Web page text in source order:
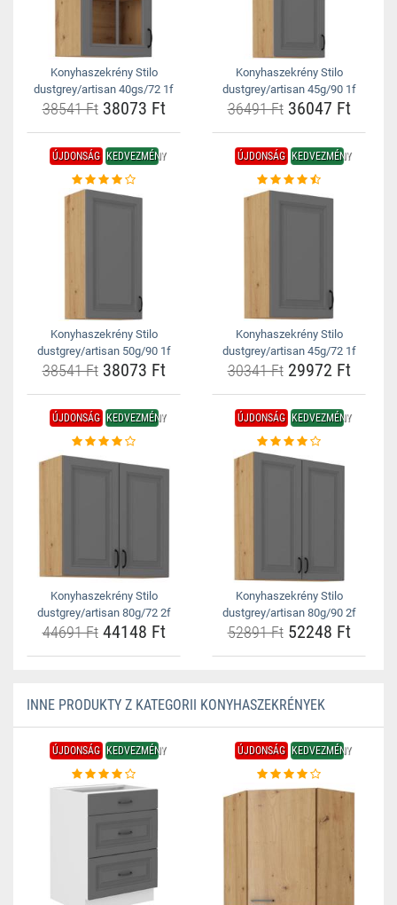
Konyhaszekrény Stilo
dustgrey/artisan 40gs/72 1f
38541 Ft38073 Ft
Konyhaszekrény Stilo
dustgrey/artisan 45g/90 1f
36491 Ft36047 Ft
ÚJDONSÁG KEDVEZMÉNY
Konyhaszekrény Stilo
dustgrey/artisan 50g/90 1f
38541 Ft38073 Ft
ÚJDONSÁG KEDVEZMÉNY
Konyhaszekrény Stilo
dustgrey/artisan 45g/72 1f
30341 Ft29972 Ft
ÚJDONSÁG KEDVEZMÉNY
Konyhaszekrény Stilo
dustgrey/artisan 80g/72 2f
44691 Ft44148 Ft
ÚJDONSÁG KEDVEZMÉNY
Konyhaszekrény Stilo
dustgrey/artisan 80g/90 2f
52891 Ft52248 Ft
INNE PRODUKTY Z KATEGORII KONYHASZEKRÉNYEK
ÚJDONSÁG KEDVEZMÉNY ÚJDONSÁG KEDVEZMÉNY